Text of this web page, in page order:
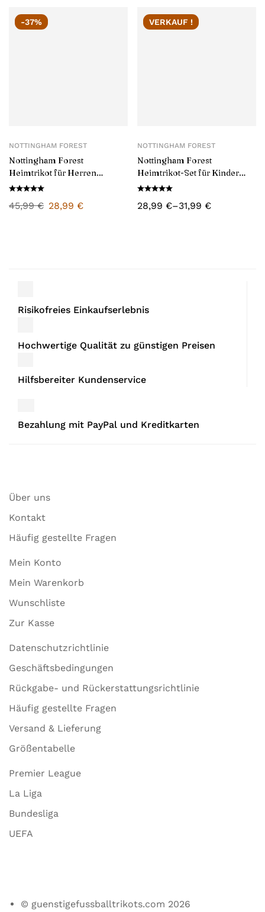
-37%
NOTTINGHAM FOREST
Nottingham Forest
Heimtrikot für Herren
2025/26
45,99€ 28,99 €
VERKAUF !
NOTTINGHAM FOREST
Nottingham Forest
Heimtrikot-Set für Kinder
2025/26
28,99 €–31,99 €
Risikofreies Einkaufserlebnis
Hochwertige Qualität zu günstigen Preisen
Hilfsbereiter Kundenservice
Bezahlung mit PayPal und Kreditkarten
Über uns
Kontakt
Häufig gestellte Fragen
Mein Konto
Mein Warenkorb
Wunschliste
Zur Kasse
Datenschutzrichtlinie
Geschäftsbedingungen
Rückgabe- und Rückerstattungsrichtlinie
Häufig gestellte Fragen
Versand & Lieferung
Größentabelle
Premier League
La Liga
Bundesliga
UEFA
© guenstigefussballtrikots.com 2026